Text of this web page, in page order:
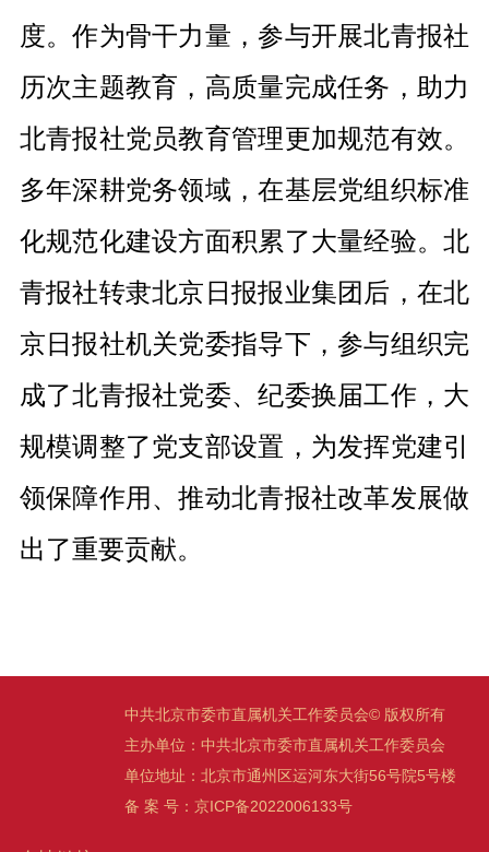
度。作为骨干力量，参与开展北青报社
历次主题教育，高质量完成任务，助力
北青报社党员教育管理更加规范有效。
多年深耕党务领域，在基层党组织标准
化规范化建设方面积累了大量经验。北
青报社转隶北京日报报业集团后，在北
京日报社机关党委指导下，参与组织完
成了北青报社党委、纪委换届工作，大
规模调整了党支部设置，为发挥党建引
领保障作用、推动北青报社改革发展做
出了重要贡献。
中共北京市委市直属机关工作委员会© 版权所有
主办单位：中共北京市委市直属机关工作委员会
单位地址：北京市通州区运河东大街56号院5号楼
备 案 号：京ICP备2022006133号